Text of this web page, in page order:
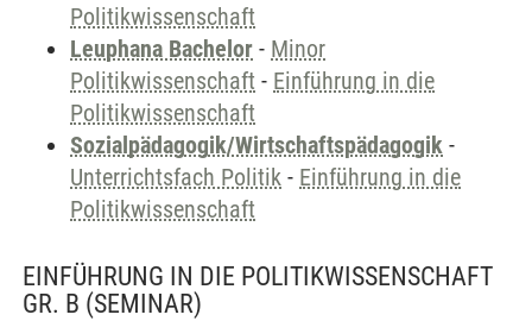
Politikwissenschaft
Leuphana Bachelor - Minor
Politikwissenschaft - Einführung in die
Politikwissenschaft
Sozialpädagogik/Wirtschaftspädagogik -
Unterrichtsfach Politik - Einführung in die
Politikwissenschaft
EINFÜHRUNG IN DIE POLITIKWISSENSCHAFT
GR. B (SEMINAR)